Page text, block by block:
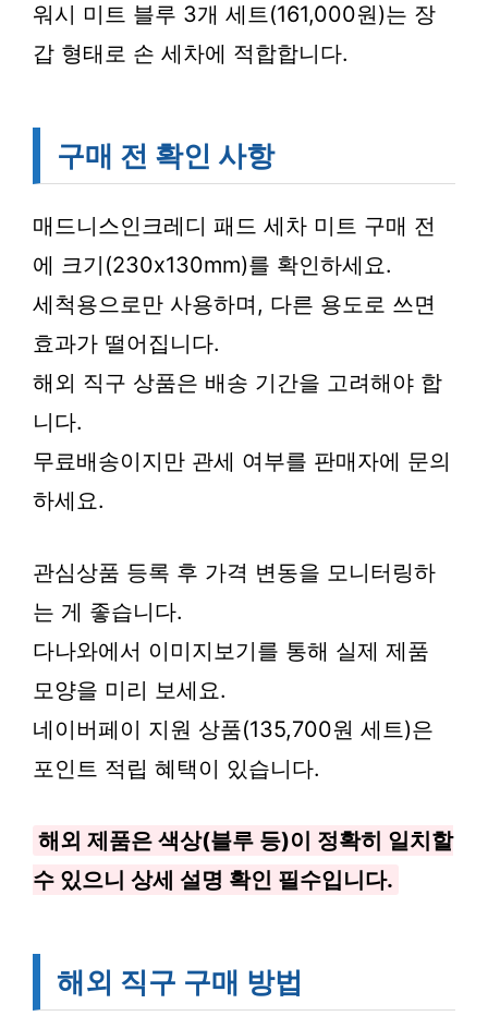
워시 미트 블루 3개 세트(161,000원)는 장
갑 형태로 손 세차에 적합합니다.
구매 전 확인 사항
매드니스인크레디 패드 세차 미트 구매 전
에 크기(230x130mm)를 확인하세요.
세척용으로만 사용하며, 다른 용도로 쓰면
효과가 떨어집니다.
해외 직구 상품은 배송 기간을 고려해야 합
니다.
무료배송이지만 관세 여부를 판매자에 문의
하세요.
관심상품 등록 후 가격 변동을 모니터링하
는 게 좋습니다.
다나와에서 이미지보기를 통해 실제 제품
모양을 미리 보세요.
네이버페이 지원 상품(135,700원 세트)은
포인트 적립 혜택이 있습니다.
해외 제품은 색상(블루 등)이 정확히 일치할
수 있으니 상세 설명 확인 필수입니다.
해외 직구 구매 방법